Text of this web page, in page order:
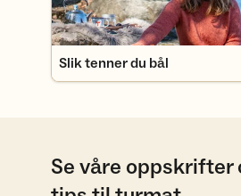
Slik tenner du bål
Se våre oppskrifter